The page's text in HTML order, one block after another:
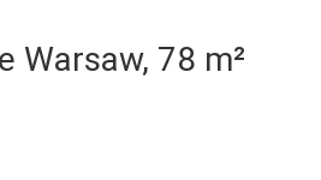
Warsaw, 78 m²